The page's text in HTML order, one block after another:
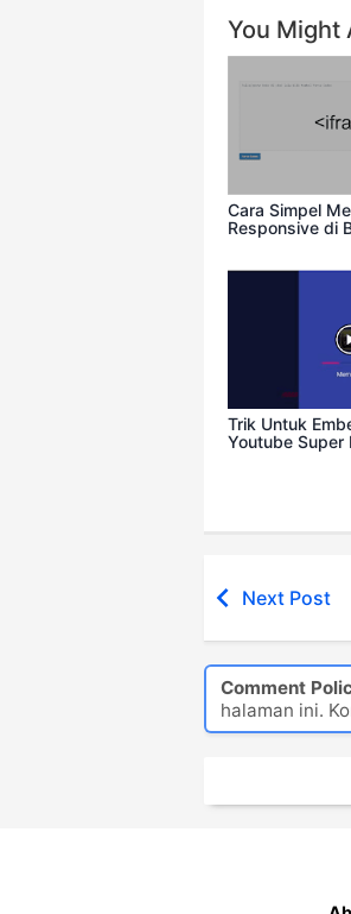
You Might
Responsive di
Next Post
halaman ini.